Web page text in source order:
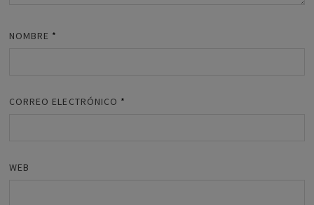
NOMBRE *
CORREO ELECTRÓNICO *
WEB